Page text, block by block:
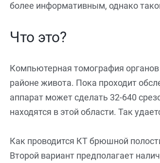
более информативным, однако
Что это?
Компьютерная томография органов
районе живота. Пока проходит
аппарат может сделать 32-640
находятся в этой области. Так
Как проводится КТ брюшной
Второй вариант предполагает